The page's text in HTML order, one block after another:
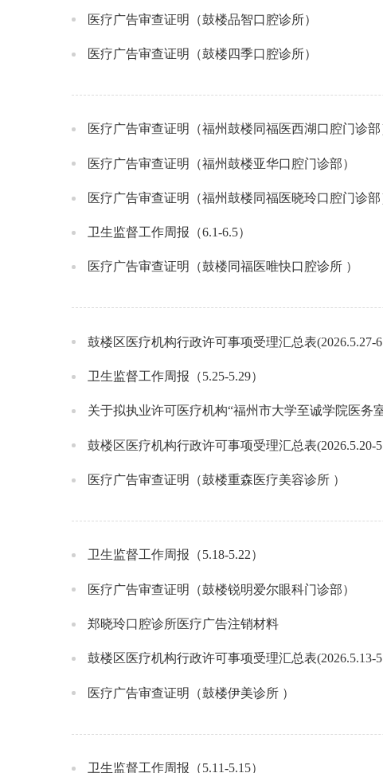
医疗广告审查证明（鼓楼品智口腔诊所）
医疗广告审查证明（鼓楼四季口腔诊所）
医疗广告审查证明（福州鼓楼同福医西湖口腔门诊部
医疗广告审查证明（福州鼓楼亚华口腔门诊部）
医疗广告审查证明（福州鼓楼同福医晓玲口腔门诊部
卫生监督工作周报（6.1-6.5）
医疗广告审查证明（鼓楼同福医唯快口腔诊所 ）
鼓楼区医疗机构行政许可事项受理汇总表(2026.5.27-
卫生监督工作周报（5.25-5.29）
关于拟执业许可医疗机构“福州市大学至诚学院医务
鼓楼区医疗机构行政许可事项受理汇总表(2026.5.20-
医疗广告审查证明（鼓楼重森医疗美容诊所 ）
卫生监督工作周报（5.18-5.22）
医疗广告审查证明（鼓楼锐明爱尔眼科门诊部）
郑晓玲口腔诊所医疗广告注销材料
鼓楼区医疗机构行政许可事项受理汇总表(2026.5.13-
医疗广告审查证明（鼓楼伊美诊所 ）
卫生监督工作周报（5.11-5.15）